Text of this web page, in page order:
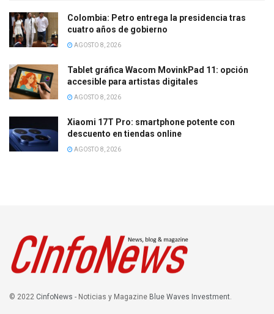
Colombia: Petro entrega la presidencia tras
cuatro años de gobierno
AGOSTO 8, 2026
Tablet gráfica Wacom MovinkPad 11: opción
accesible para artistas digitales
AGOSTO 8, 2026
Xiaomi 17T Pro: smartphone potente con
descuento en tiendas online
AGOSTO 8, 2026
© 2022 CinfoNews - Noticias y Magazine Blue Waves Investment.